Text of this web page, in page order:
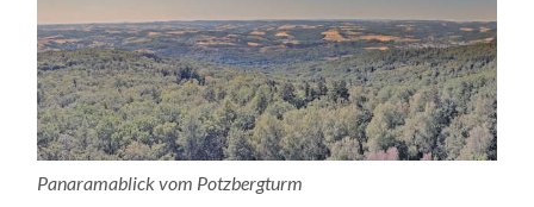
Panaramablick vom Potzbergturm